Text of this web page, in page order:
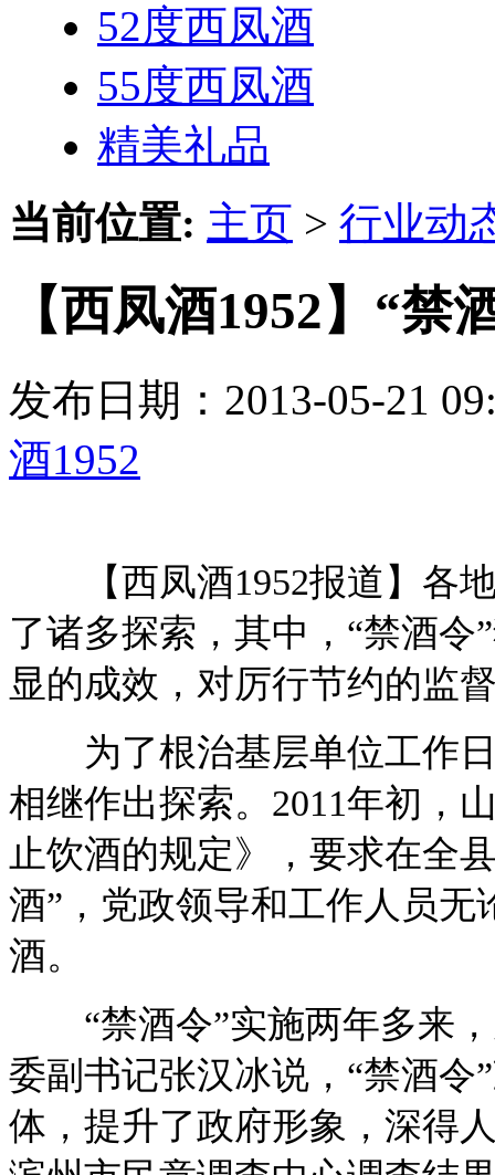
52度西凤酒
55度西凤酒
精美礼品
当前位置: 主页 > 行业动
【西凤酒1952】“禁
发布日期：2013-05-21
酒1952
【西凤酒1952报道】各地
了诸多探索，其中，“禁酒令
显的成效，对厉行节约的监
为了根治基层单位工作日
相继作出探索。2011年初，
止饮酒的规定》，要求在全
酒”，党政领导和工作人员
酒。
“禁酒令”实施两年多来，
委副书记张汉冰说，“禁酒
体，提升了政府形象，深得